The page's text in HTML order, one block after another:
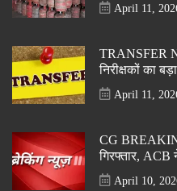
April 11,
TRANSFER
निरीक्षकों का
April 11,
CG
गिरफ्तार,
April 10,